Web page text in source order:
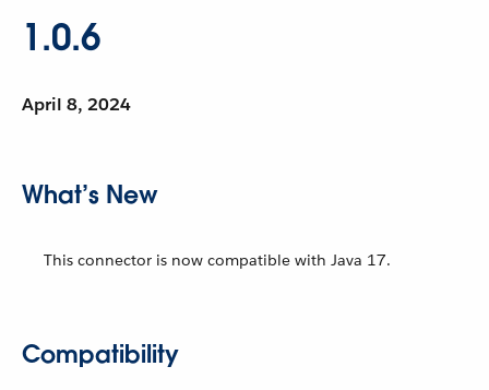
1.0.6
April 8, 2024
What’s New
This connector is now compatible with Java 17.
Compatibility